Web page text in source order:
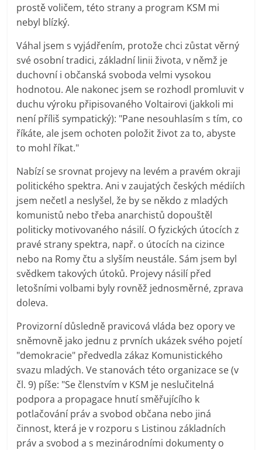
prostě voličem, této strany a program KSM mi
nebyl blízký.
Váhal jsem s vyjádřením, protože chci zůstat věrný
své osobní tradici, základní linii života, v němž je
duchovní i občanská svoboda velmi vysokou
hodnotou. Ale nakonec jsem se rozhodl promluvit v
duchu výroku připisovaného Voltairovi (jakkoli mi
není příliš sympatický): "Pane nesouhlasím s tím, co
říkáte, ale jsem ochoten položit život za to, abyste
to mohl říkat."
Nabízí se srovnat projevy na levém a pravém okraji
politického spektra. Ani v zaujatých českých médiích
jsem nečetl a neslyšel, že by se někdo z mladých
komunistů nebo třeba anarchistů dopouštěl
politicky motivovaného násilí. O fyzických útocích z
pravé strany spektra, např. o útocích na cizince
nebo na Romy čtu a slyším neustále. Sám jsem byl
svědkem takových útoků. Projevy násilí před
letošními volbami byly rovněž jednosměrné, zprava
doleva.
Provizorní důsledně pravicová vláda bez opory ve
sněmovně jako jednu z prvních ukázek svého pojetí
"demokracie" předvedla zákaz Komunistického
svazu mladých. Ve stanovách této organizace se (v
čl. 9) píše: "Se členstvím v KSM je neslučitelná
podpora a propagace hnutí směřujícího k
potlačování práv a svobod občana nebo jiná
činnost, která je v rozporu s Listinou základních
práv a svobod a s mezinárodními dokumenty o